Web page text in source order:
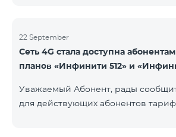
22 September
Сеть 4G стала доступна
планов «Инфинити 512» и
Уважаемый Абонент, рады
для действующих абонентов